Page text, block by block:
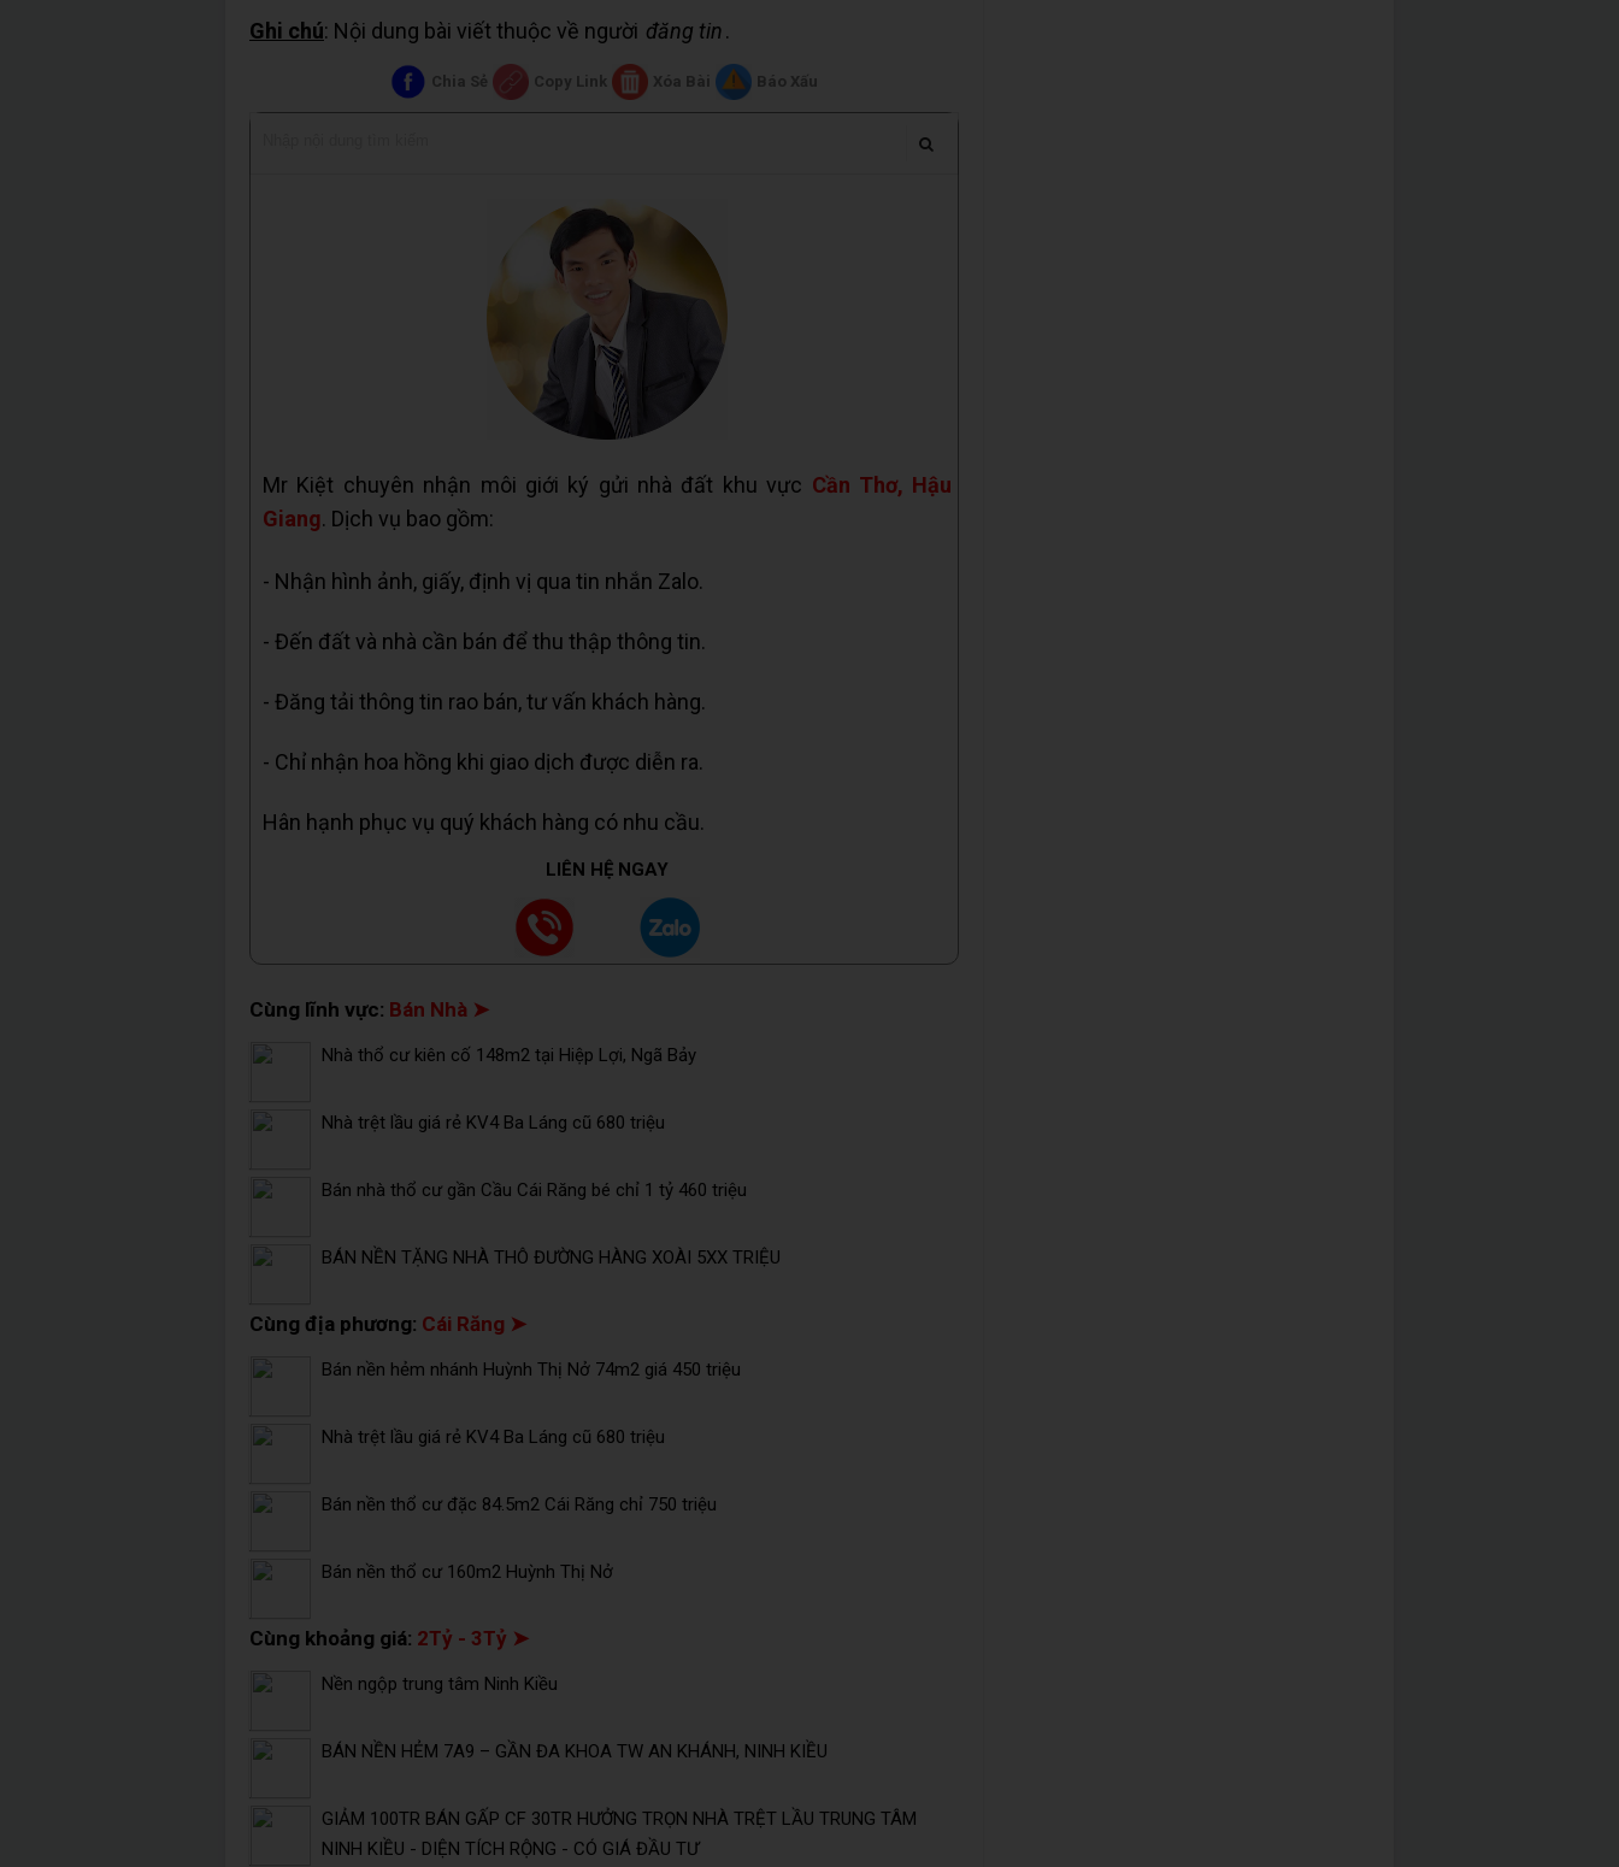
Ghi chú: Nội dung bài viết thuộc về người đăng tin.
Chia Sẻ Copy Link Xóa Bài Báo Xấu
Mr Kiệt chuyên nhận môi giới ký gửi nhà đất khu vực Cần Thơ, Hậu
Giang. Dịch vụ bao gồm:
- Nhận hình ảnh, giấy, định vị qua tin nhắn Zalo.
- Đến đất và nhà cần bán để thu thập thông tin.
- Đăng tải thông tin rao bán, tư vấn khách hàng.
- Chỉ nhận hoa hồng khi giao dịch được diễn ra.
Hân hạnh phục vụ quý khách hàng có nhu cầu.
LIÊN HỆ NGAY
Cùng lĩnh vực: Bán Nhà ➤
Nhà thổ cư kiên cố 148m2 tại Hiệp Lợi, Ngã Bảy
Nhà trệt lầu giá rẻ KV4 Ba Láng cũ 680 triệu
Bán nhà thổ cư gần Cầu Cái Răng bé chỉ 1 tỷ 460 triệu
BÁN NỀN TẶNG NHÀ THÔ ĐƯỜNG HÀNG XOÀI 5XX TRIỆU
Cùng địa phương: Cái Răng ➤
Bán nền hẻm nhánh Huỳnh Thị Nở 74m2 giá 450 triệu
Nhà trệt lầu giá rẻ KV4 Ba Láng cũ 680 triệu
Bán nền thổ cư đặc 84.5m2 Cái Răng chỉ 750 triệu
Bán nền thổ cư 160m2 Huỳnh Thị Nở
Cùng khoảng giá: 2Tỷ - 3Tỷ ➤
Nền ngộp trung tâm Ninh Kiều
BÁN NỀN HẺM 7A9 – GẦN ĐA KHOA TW AN KHÁNH, NINH KIỀU
GIẢM 100TR BÁN GẤP CF 30TR HƯỞNG TRỌN NHÀ TRỆT LẦU TRUNG TÂM
NINH KIỀU - DIỆN TÍCH RỘNG - CÓ GIÁ ĐẦU TƯ